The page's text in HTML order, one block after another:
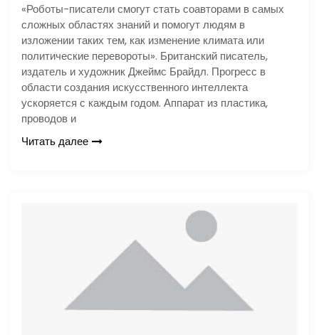
«Роботы-писатели смогут стать соавторами в самых
сложных областях знаний и помогут людям в
изложении таких тем, как изменение климата или
политические перевороты». Британский писатель,
издатель и художник Джеймс Брайдл. Прогресс в
области создания искусственного интеллекта
ускоряется с каждым годом. Аппарат из пластика,
проводов и
Читать далее